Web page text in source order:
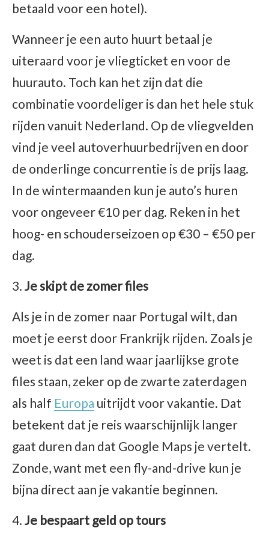
betaald voor een hotel).
Wanneer je een auto huurt betaal je
uiteraard voor je vliegticket en voor de
huurauto. Toch kan het zijn dat die
combinatie voordeliger is dan het hele stuk
rijden vanuit Nederland. Op de vliegvelden
vind je veel autoverhuurbedrijven en door
de onderlinge concurrentie is de prijs laag.
In de wintermaanden kun je auto’s huren
voor ongeveer €10 per dag. Reken in het
hoog- en schouderseizoen op €30 – €50 per
dag.
Je skipt de zomer files
Als je in de zomer naar Portugal wilt, dan
moet je eerst door Frankrijk rijden. Zoals je
weet is dat een land waar jaarlijkse grote
files staan, zeker op de zwarte zaterdagen
als half Europa uitrijdt voor vakantie. Dat
betekent dat je reis waarschijnlijk langer
gaat duren dan dat Google Maps je vertelt.
Zonde, want met een fly-and-drive kun je
bijna direct aan je vakantie beginnen.
Je bespaart geld op tours